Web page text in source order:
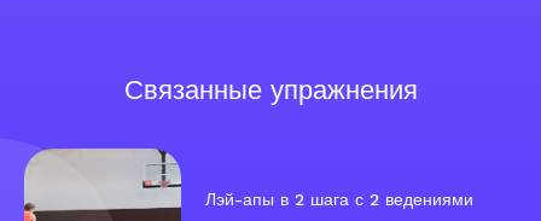
Связанные упражнения
Лэй-апы в 2 шага с 2 ведениями